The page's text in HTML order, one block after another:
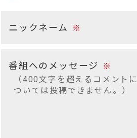
ニックネーム ※
番組へのメッセージ
※
（400文字を超えるコメントに
ついては投稿できません。）